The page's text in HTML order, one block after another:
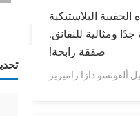
البلاستيكية
ومثالية للنقانق.
صفقة رابحة!
ألفونسو دازا راميريز